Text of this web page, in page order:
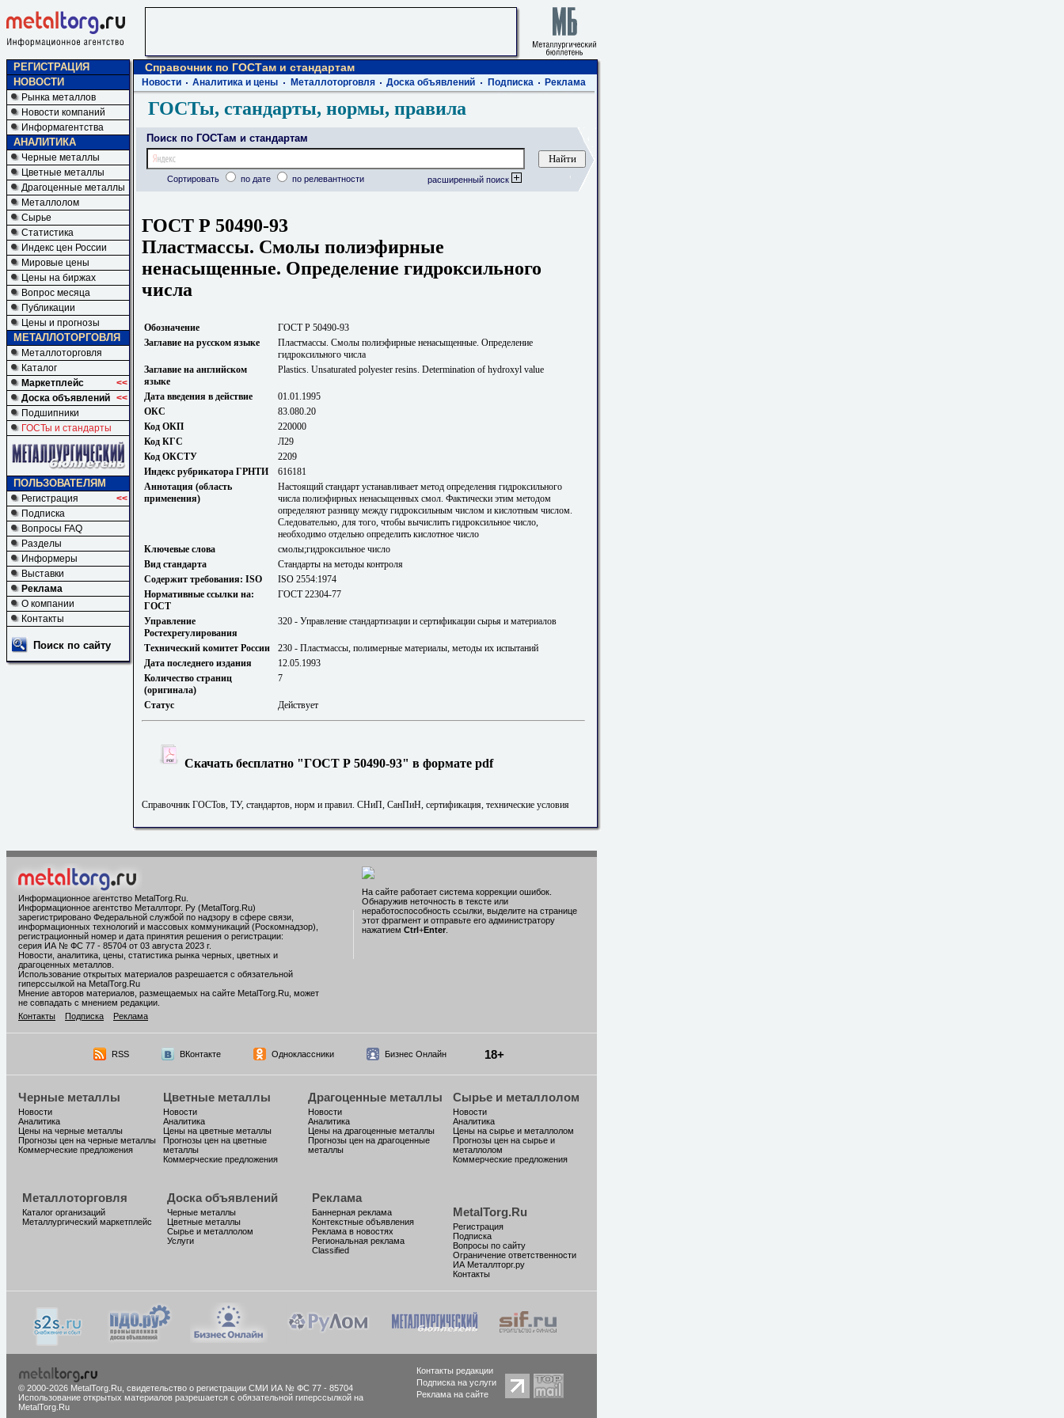
РЕГИСТРАЦИЯ
НОВОСТИ
Рынка металлов
Новости компаний
Информагентства
АНАЛИТИКА
Черные металлы
Цветные металлы
Драгоценные металлы
Металлолом
Сырье
Статистика
Индекс цен России
Мировые цены
Цены на биржах
Вопрос месяца
Публикации
Цены и прогнозы
МЕТАЛЛОТОРГОВЛЯ
Металлоторговля
Каталог
Маркетплейс
<<
Доска объявлений <<
Подшипники
ГОСТы и стандарты
ПОЛЬЗОВАТЕЛЯМ
Регистрация
<<
Подписка
Вопросы FAQ
Разделы
Информеры
Выставки
Реклама
О компании
Контакты
Поиск по сайту
Справочник по ГОСТам и стандартам
Новости Аналитика и цены Металлоторговля Доска объявлений Подписка Реклама
ГОСТы, стандарты, нормы, правила
Поиск по ГОСТам и стандартам
Сортировать по дате по релевантности расширенный поиск
ГОСТ Р 50490-93
Пластмассы. Смолы полиэфирные
ненасыщенные. Определение гидроксильного
числа
Обозначение
ГОСТ Р 50490-93
Заглавие на русском языке
Пластмассы. Смолы полиэфирные ненасыщенные. Определение
гидроксильного числа
Заглавие на английском
языке
Plastics. Unsaturated polyester resins. Determination of hydroxyl value
Дата введения в действие
01.01.1995
ОКС
83.080.20
Код ОКП
220000
Код КГС
Л29
Код ОКСТУ
2209
Индекс рубрикатора ГРНТИ
616181
Аннотация (область
применения)
Настоящий стандарт устанавливает метод определения гидроксильного
числа полиэфирных ненасыщенных смол. Фактически этим методом
определяют разницу между гидроксильным числом и кислотным числом.
Следовательно, для того, чтобы вычислить гидроксильное число,
необходимо отдельно определить кислотное число
Ключевые слова
смолы;гидроксильное число
Вид стандарта
Стандарты на методы контроля
Содержит требования: ISO
ISO 2554:1974
Нормативные ссылки на:
ГОСТ
ГОСТ 22304-77
Управление
Ростехрегулирования
320 - Управление стандартизации и сертификации сырья и материалов
Технический комитет России
230 - Пластмассы, полимерные материалы, методы их испытаний
Дата последнего издания
12.05.1993
Количество страниц
(оригинала)
7
Статус Действует
Скачать бесплатно "ГОСТ Р 50490-93" в формате pdf
Справочник ГОСТов, ТУ, стандартов, норм и правил. СНиП, СанПиН, сертификация, технические условия
Информационное агентство MetalTorg.Ru
Информационное агентство Металлторг. Ру (MetalTorg.Ru)
зарегистрировано Федеральной службой по надзору в сфере связи,
информационных технологий и массовых коммуникаций (Роскомнадзор),
регистрационный номер и дата принятия решения о регистрации:
серия ИА № ФС 77 - 85704 от 03 августа 2023 г.
Новости, аналитика, цены, статистика рынка черных, цветных и
драгоценных металлов.
Использование открытых материалов разрешается с обязательной
гиперссылкой на MetalTorg.Ru
Мнение авторов материалов, размещаемых на сайте MetalTorg.Ru, может
не совпадать с мнением редакции.
Контакты
Подписка Реклама
На сайте работает система коррекции ошибок.
Обнаружив неточность в тексте или
неработоспособность ссылки, выделите на странице
этот фрагмент и отправьте его администратору
нажатием Ctrl+Enter
RSS ВКонтакте Одноклассники Бизнес Онлайн 18+
Черные металлы
Новости
Аналитика
Цены на черные металлы
Прогнозы цен на черные металлы
Коммерческие предложения
Цветные металлы
Новости
Аналитика
Цены на цветные металлы
Прогнозы цен на цветные
металлы
Коммерческие предложения
Драгоценные металлы
Новости
Аналитика
Цены на драгоценные металлы
Прогнозы цен на драгоценные
металлы
Сырье и металлолом
Новости
Аналитика
Цены на сырье и металлолом
Прогнозы цен на сырье и
металлолом
Коммерческие предложения
Металлоторговля
Каталог организаций
Металлургический маркетплейс
Доска объявлений
Черные металлы
Цветные металлы
Сырье и металлолом
Услуги
Реклама
Баннерная реклама
Контекстные объявления
Реклама в новостях
Региональная реклама
Classified
MetalTorg.Ru
Регистрация
Подписка
Вопросы по сайту
Ограничение ответственности
ИА Металлторг.ру
Контакты
© 2000-2026 MetalTorg.Ru, cвидетельство о регистрации СМИ ИА № ФС 77 - 85704
Использование открытых материалов разрешается с обязательной гиперссылкой на
MetalTorg.Ru
Контакты редакции
Подписка на услуги
Реклама на сайте